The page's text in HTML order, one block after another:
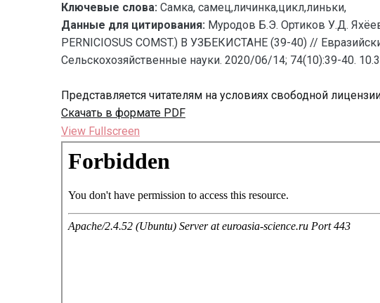
Ключевые слова: Самка, самец,личинка,цикл,линьки,
Данные для цитирования: Муродов Б.Э. Ортиков У.Д.
PERNICIOSUS COMST.) В УЗБЕКИСТАНЕ (39-40) //
Сельскохозяйственные науки. 2020/06/14; 74(10):39-40.
Представляется читателям на условиях свободной
Скачать в формате PDF
View Fullscreen
Перейти
содержимому